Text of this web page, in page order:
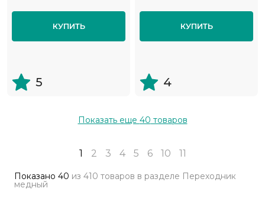
КУПИТЬ
5
КУПИТЬ
4
Показать еще 40 товаров
1 2 3 4 5 6 10 11
Показано 40 из 410 товаров в разделе Переходник
медный